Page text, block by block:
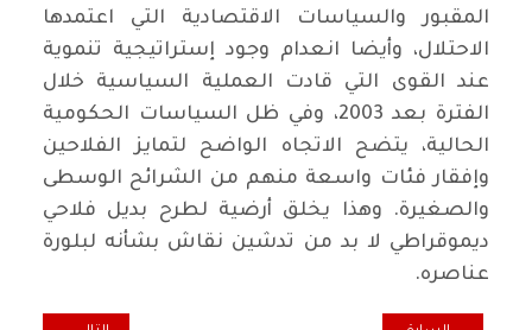
المقبور والسياسات الاقتصادية التي اعتمدها
الاحتلال، وأيضا انعدام وجود إستراتيجية تنموية
عند القوى التي قادت العملية السياسية خلال
الفترة بعد 2003، وفي ظل السياسات الحكومية
الحالية، يتضح الاتجاه الواضح لتمايز الفلاحين
وإفقار فئات واسعة منهم من الشرائح الوسطى
والصغيرة. وهذا يخلق أرضية لطرح بديل فلاحي
ديموقراطي لا بد من تدشين نقاش بشأنه لبلورة
عناصره.